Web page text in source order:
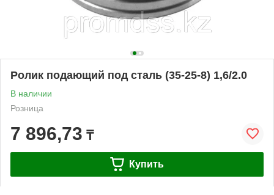
Ролик подающий под сталь (35-25-8) 1,6/2.0
В наличии
Розница
7 896,73 ₸
Купить